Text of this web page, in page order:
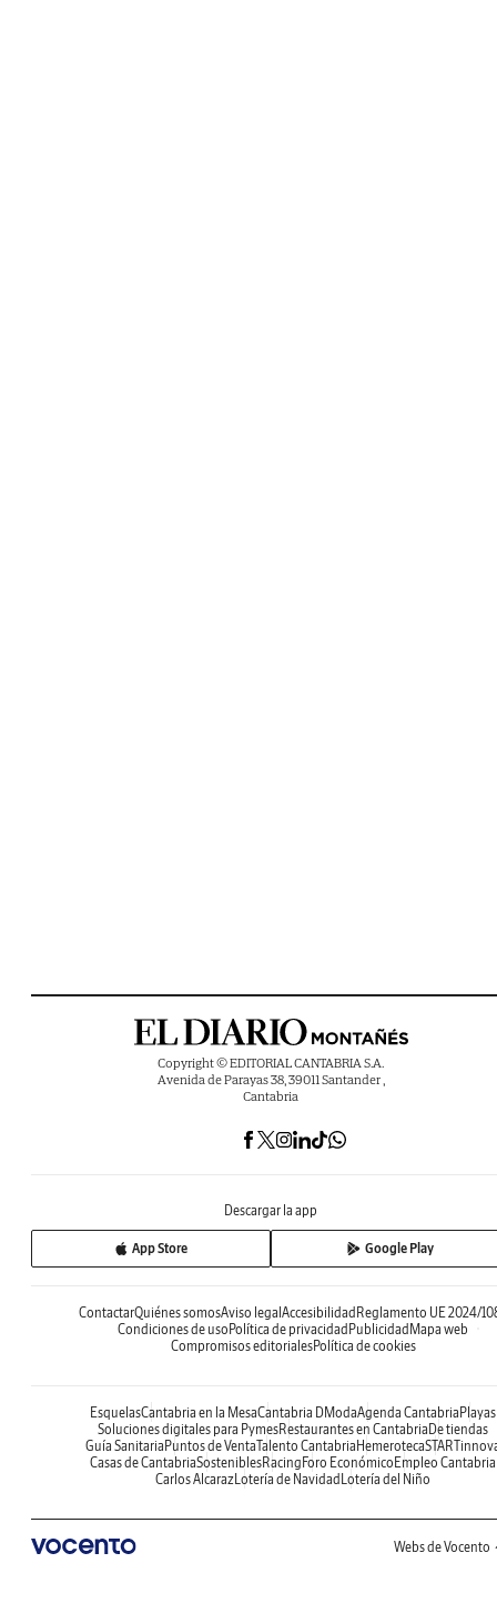
Copyright © EDITORIAL CANTABRIA S.A.
Avenida de Parayas 38, 39011 Santander ,
Cantabria
Descargar la app
App Store Google Play
ContactarQuiénes somosAviso legalAccesibilidadReglamento UE 2024/
Condiciones de usoPolítica de privacidadPublicidadMapa web
Compromisos editorialesPolítica de cookies
EsquelasCantabria en la MesaCantabria DModaAgenda CantabriaPlayas
Soluciones digitales para PymesRestaurantes en CantabriaDe tiendas
Guía SanitariaPuntos de VentaTalento CantabriaHemeroteca
Casas de CantabriaSosteniblesRacingForo EconómicoEmpleo Cantabria
Carlos AlcarazLotería de NavidadLotería del Niño
Webs de Vocento